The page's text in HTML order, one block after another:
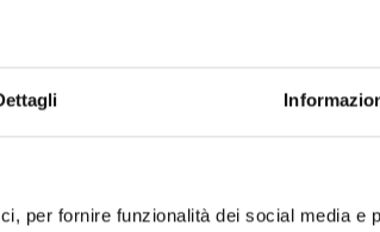
per fornire funzionalità dei social media e